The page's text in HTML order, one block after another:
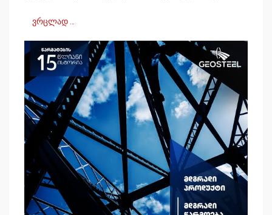
ვრცლად …